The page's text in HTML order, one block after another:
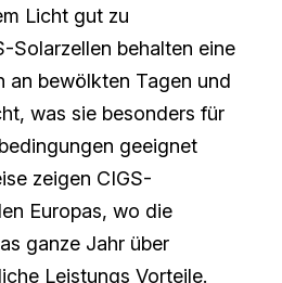
Licht gut zu
Solarzellen behalten eine
an bewölkten Tagen und
was sie besonders für
geeignet
zeigen CIGS-
Europas, wo die
ganze Jahr über
Leistungs Vorteile.